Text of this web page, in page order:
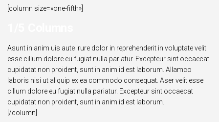
[column size=»one-fifth»]
Asunt in anim uis aute irure dolor in reprehenderit in voluptate velit
esse cillum dolore eu fugiat nulla pariatur. Excepteur sint occaecat
cupidatat non proident, sunt in anim id est laborum. Allamco
laboris nisi ut aliquip ex ea commodo consequat. Aser velit esse
cillum dolore eu fugiat nulla pariatur. Excepteur sint occaecat
cupidatat non proident, sunt in anim id est laborum.
[/column]